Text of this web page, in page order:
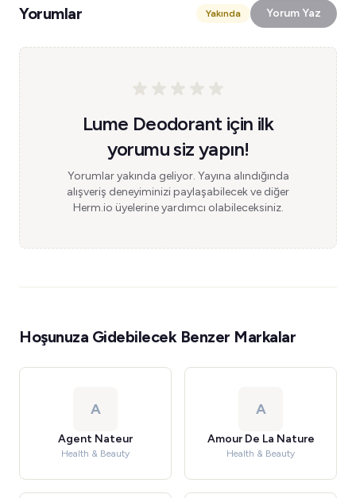
Yorumlar Yakında Yorum Yaz
Lume Deodorant için ilk
yorumu siz yapın!
Yorumlar yakında geliyor. Yayına alındığında
alışveriş deneyiminizi paylaşabilecek ve diğer
Herm.io üyelerine yardımcı olabileceksiniz.
Hoşunuza Gidebilecek Benzer Markalar
A
Agent Nateur
Health & Beauty
A
Amour De La Nature
Health & Beauty